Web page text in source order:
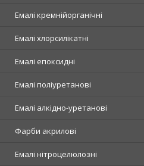
Емалі кремнійорганічні
Емалі хлорсилікатні
Емалі епоксидні
Емалі поліуретанові
Емалі алкідно-уретанові
Фарби акрилові
Емалі нітроцелюлозні